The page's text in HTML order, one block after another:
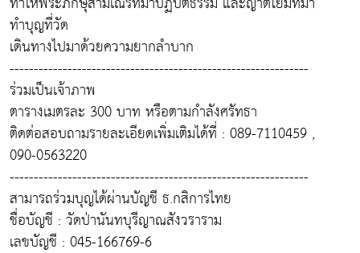
ทำบุญที่วัด
เดินทางไปมาด้วยความยากลำบาก
--------------------------------------------------------------
ร่วมเป็นเจ้าภาพ
ตารางเมตรละ 300 บาท หรือตามกำลังศรัทธา
ติดต่อสอบถามรายละเอียดเพิ่มเติมได้ที่ : 089-7110459 ,
090-0563220
--------------------------------------------------------------
สามารถร่วมบุญได้ผ่านบัญชี ธ.กสิการไทย
ชื่อบัญชี : วัดป่านันทบุรีญาณสังวราราม
เลขบัญชี : 045-166769-6